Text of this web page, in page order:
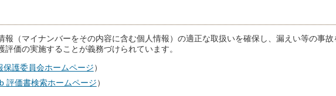
（マイナンバーをその内容に含む個人情報）の適正な取扱いを確保し、漏えい等の事故
価の実施することが義務づけられています。
保護委員会ホームページ）
評価書検索ホームページ）